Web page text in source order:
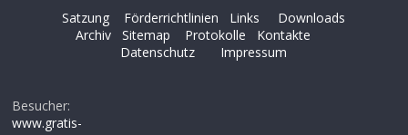
Satzung Förderrichtlinien Links
Downloads
Archiv
Sitemap Protokolle
Kontakte
Datenschutz
Impressum
Besucher:
www.gratis-